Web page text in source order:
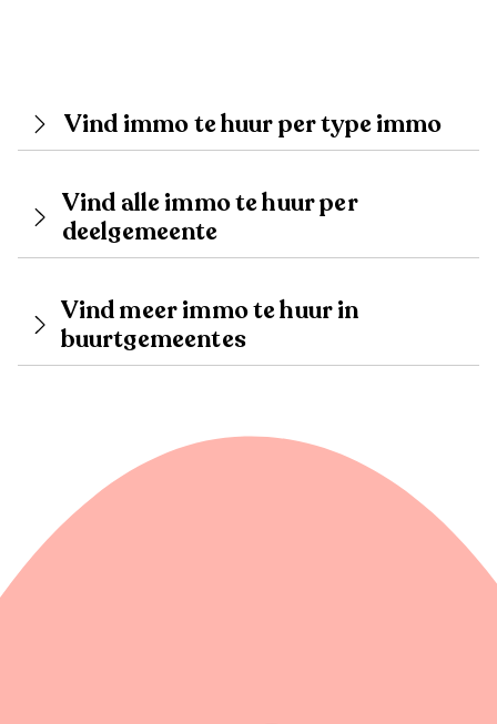
Vind immo te huur per type immo
Vind alle immo te huur per
deelgemeente
Vind meer immo te huur in
buurtgemeentes